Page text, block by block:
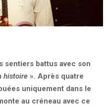
sentiers battus avec son
histoire ». Après quatre
uniquement dans le
au créneau avec ce